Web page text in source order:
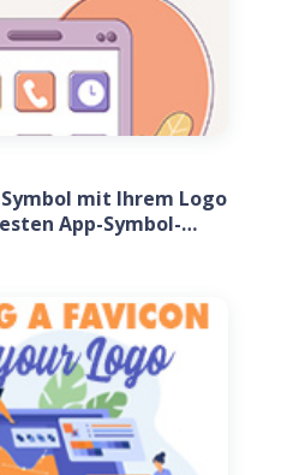
mit Ihrem Logo
App-Symbol-